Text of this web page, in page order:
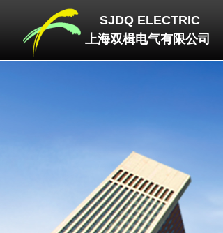
上海双楫电气有限公司
SJDQ ELECTRIC